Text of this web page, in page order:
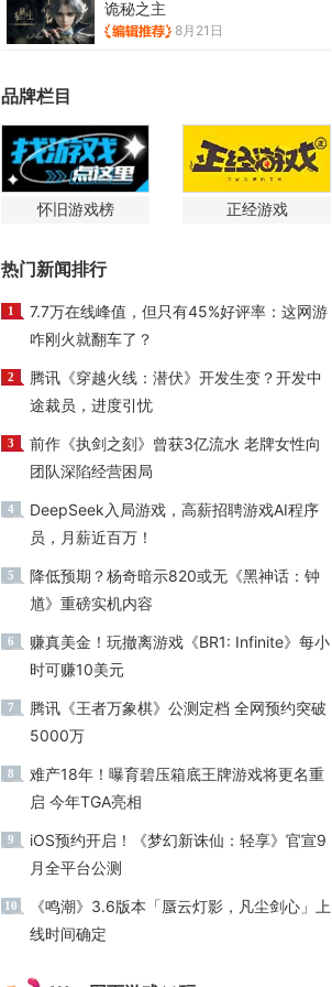
诡秘之主
8月21日
品牌栏目
怀旧游戏榜 正经游戏
热门新闻排行
1
7.7万在线峰值，但只有45%好评率：这网游
咋刚火就翻车了？
2
腾讯《穿越火线：潜伏》开发生变？开发中
途裁员，进度引忧
3
前作《执剑之刻》曾获3亿流水 老牌女性向
团队深陷经营困局
4
DeepSeek入局游戏，高薪招聘游戏AI程序
员，月薪近百万！
5
降低预期？杨奇暗示820或无《黑神话：钟
馗》重磅实机内容
6
赚真美金！玩撤离游戏《BR1: Infinite》每小
时可赚10美元
7
腾讯《王者万象棋》公测定档 全网预约突破
5000万
8
难产18年！曝育碧压箱底王牌游戏将更名重
启 今年TGA亮相
9
iOS预约开启！《梦幻新诛仙：轻享》官宣9
月全平台公测
10
《鸣潮》3.6版本「蜃云灯影，凡尘剑心」上
线时间确定